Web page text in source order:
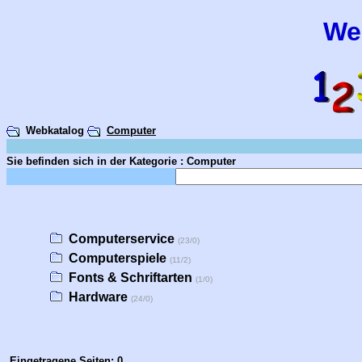
Webkatalog Computer
Sie befinden sich in der Kategorie : Computer
Computerservice (23/0)
Computerspiele (11/2)
Fonts & Schriftarten (1/0)
Hardware (24/0)